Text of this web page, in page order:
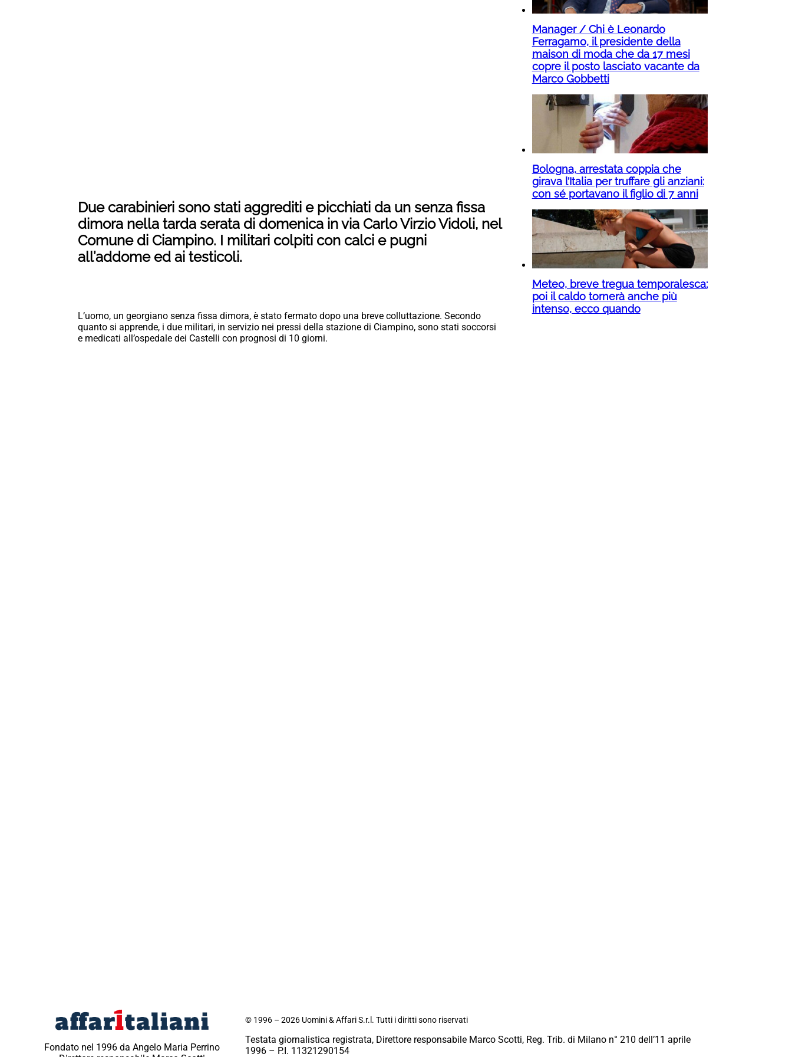
Due carabinieri sono stati aggrediti e picchiati da un senza fissa
dimora nella tarda serata di domenica in via Carlo Virzio Vidoli, nel
Comune di Ciampino. I militari colpiti con calci e pugni
all’addome ed ai testicoli.
L’uomo, un georgiano senza fissa dimora, è stato fermato dopo una breve colluttazione. Secondo
quanto si apprende, i due militari, in servizio nei pressi della stazione di Ciampino, sono stati soccorsi
e medicati all’ospedale dei Castelli con prognosi di 10 giorni.
Manager / Chi è Leonardo
Ferragamo, il presidente della
maison di moda che da 17 mesi
copre il posto lasciato vacante da
Marco Gobbetti
Bologna, arrestata coppia che
girava l’Italia per truffare gli anziani:
con sé portavano il figlio di 7 anni
Meteo, breve tregua temporalesca:
poi il caldo tornerà anche più
intenso, ecco quando
Fondato nel 1996 da Angelo Maria Perrino
© 1996 – 2026 Uomini & Affari S.r.l. Tutti i diritti sono riservati
Testata giornalistica registrata, Direttore responsabile Marco Scotti, Reg. Trib. di Milano n° 210 dell’11 aprile
1996 – P.I. 11321290154